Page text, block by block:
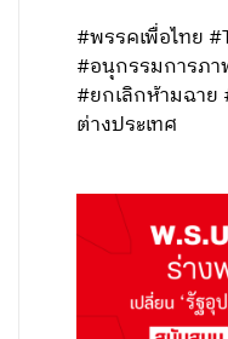
#พรรคเพื่อไทย
#อนุกรรมการภา
#ยกเลิกห้ามฉาย
ต่างประเทศ